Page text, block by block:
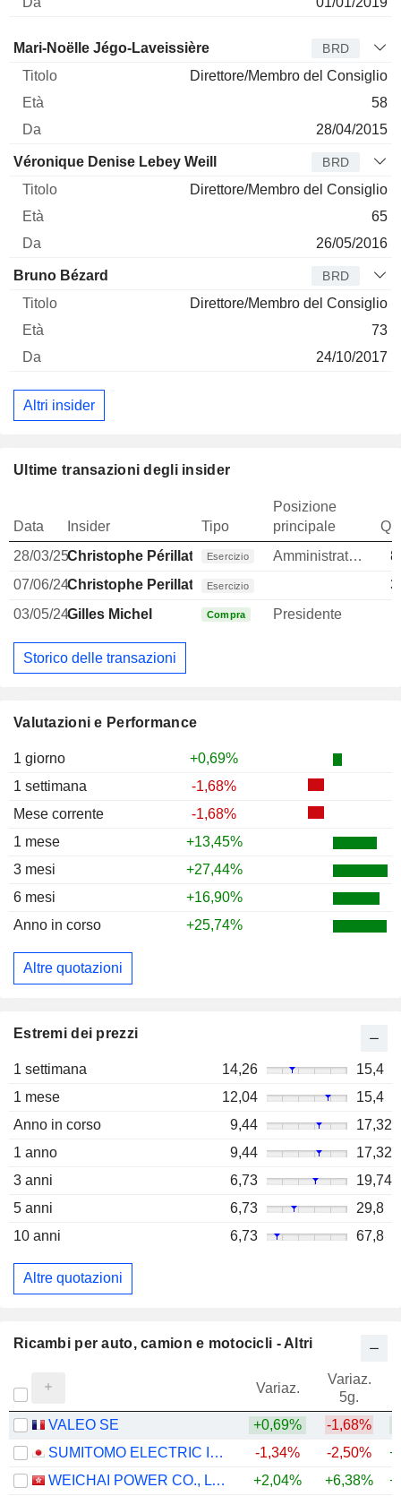
Valutazioni e Performance
1 giorno
+0,69%
1 settimana
-1,68%
Mese corrente
-1,68%
1 mese
+13,45%
3 mesi
+27,44%
6 mesi
+16,90%
Anno in corso
+25,74%
Altre quotazioni
Estremi dei prezzi
1 settimana 14,26
15,4
1 mese
12,04
15,4
Anno in corso
9,44
17,32
1 anno
9,44
17,32
3 anni
6,73
19,74
5 anni
6,73
29,8
10 anni
6,73 67,8
Altre quotazioni
Amministratore Titolo Età Da
Mari-Noëlle Jégo-Laveissière BRD
Direttore/Membro del Consiglio
58
28/04/2015
Véronique Denise Lebey Weill BRD
Direttore/Membro del Consiglio
65
26/05/2016
Bruno Bézard BRD
Direttore/Membro del Consiglio
73
24/10/2017
Altri insider
Ultime transazioni degli insider
Data Insider Tipo
Posizione
principale
28/03/25Christophe Périllat-Piratoine
Esercizio Amministratore delegato
07/06/24Christophe Perillat Esercizio
03/05/24Gilles Michel Compra Presidente
Storico delle transazioni
Ricambi per auto, camion e motocicli - Altri
Variaz.
Variaz.
5g.
VALEO SE +0,69% -1,68%
SUMITOMO ELECTRIC INDUSTRIES, LTD.
-1,34% -2,50%
WEICHAI POWER CO., LTD.
+2,04% +6,38%